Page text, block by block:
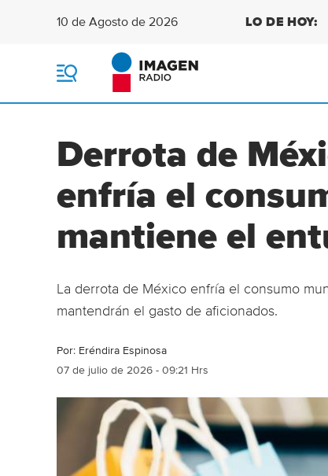
10 de Agosto de 2026 LO DE HOY:
e
Derrota de
enfría el
mantiene el
La derrota de México enfría el consumo
mantendrán el gasto de aficionados.
Por: Eréndira Espinosa
07 de julio de 2026 - 09:21 Hrs